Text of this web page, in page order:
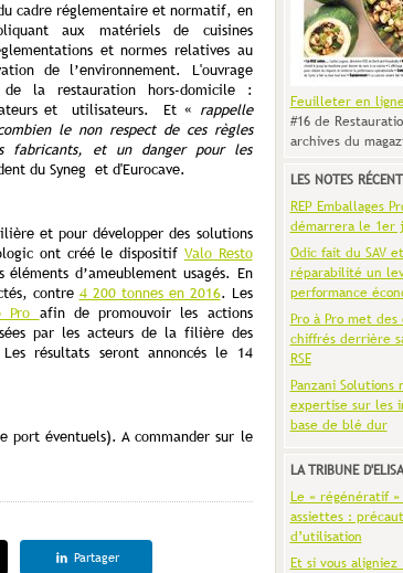
cadre réglementaire et normatif, en
aux matériels de cuisines
et normes relatives au
de l’environnement. L'ouvrage
la restauration hors-domicile :
et utilisateurs. Et « rappelle
le non respect de ces règles
fabricants, et un danger pour les
du Syneg et d'Eurocave.
et pour développer des solutions
ont créé le dispositif Valo Resto
d’ameublement usagés. En
contre 4 200 tonnes en 2016. Les
Pro afin de promouvoir les actions
par les acteurs de la filière des
résultats seront annoncés le 14
éventuels). A commander sur le
Partager
Feuilleter en
#16 de
archives du
LES NOTES
REP Emballages
démarrera le 1er
Odic fait du SAV
réparabilité un
performance
Pro à Pro met
chiffrés derrière
RSE
Panzani Solutions
expertise sur les
base de blé dur
LA TRIBUNE
Le « régénératif »
assiettes :
d’utilisation
Et si vous aligniez